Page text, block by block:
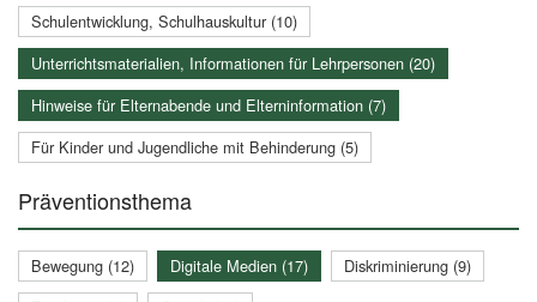
Schulentwicklung, Schulhauskultur (10)
Unterrichtsmaterialien, Informationen für Lehrpersonen (20)
Hinweise für Elternabende und Elterninformation (7)
Für Kinder und Jugendliche mit Behinderung (5)
Präventionsthema
Bewegung (12) Digitale Medien (17)
Diskriminierung (9)